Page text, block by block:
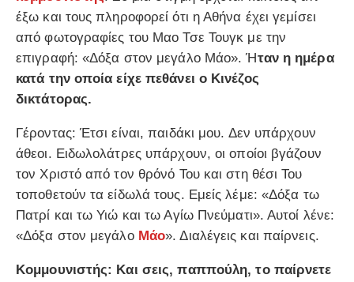
έξω και τους πληροφορεί ότι η Αθήνα έχει γεμίσει
από φωτογραφίες του Μαο Τσε Τουγκ με την
επιγραφή: «Δόξα στον μεγάλο Μάο». Ήταν η ημέρα
κατά την οποία είχε πεθάνει ο Κινέζος
δικτάτορας.
Γέροντας: Έτσι είναι, παιδάκι μου. Δεν υπάρχουν
άθεοι. Ειδωλολάτρες υπάρχουν, οι οποίοι βγάζουν
τον Χριστό από τον θρόνό Του και στη θέσι Του
τοποθετούν τα είδωλά τους. Εμείς λέμε: «Δόξα τω
Πατρί και τω Υιώ και τω Αγίω Πνεύματι». Αυτοί λένε:
«Δόξα στον μεγάλο Μάο». Διαλέγεις και παίρνεις.
Κομμουνιστής: Και σεις, παππούλη, το παίρνετε